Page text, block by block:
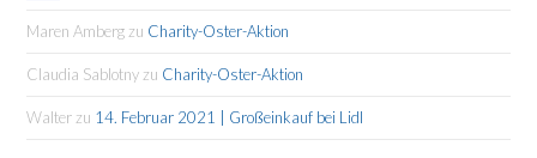
Maren Ambergzu Charity-Oster-Aktion
Claudia Sablotnyzu Charity-Oster-Aktion
Walterzu 14. Februar 2021 | Großeinkauf bei Lidl